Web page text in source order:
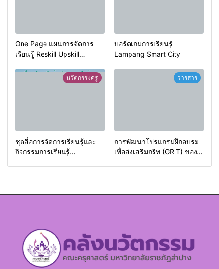
One Page แผนการจัดการ
เรียนรู้ Reskill Upskill
บอร์ดเกมการเรียนรู้
Lampang Smart City
นวัตกรรมครู
ชุดสื่อการจัดการเรียนรู้และ
กิจกรรมการเรียนรู้
วารสาร
การพัฒนาโปรแกรมฝึกอบรม
เพื่อส่งเสริมกริท (GRIT) ของ